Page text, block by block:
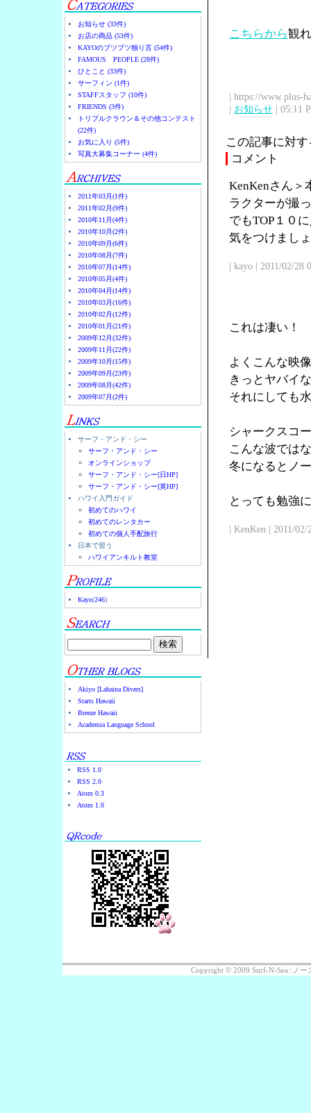
お知らせ (33件)
お店の商品 (53件)
KAYOのブツブツ独り言 (54件)
FAMOUS PEOPLE (28件)
ひとこと (33件)
サーフィン (1件)
STAFFスタッフ (10件)
FRIENDS (3件)
トリプルクラウン＆その他コンテスト
(22件)
お気に入り (5件)
写真大募集コーナー (4件)
2011年03月(1件)
2011年02月(9件)
2010年11月(4件)
2010年10月(2件)
2010年09月(6件)
2010年08月(7件)
2010年07月(14件)
2010年05月(4件)
2010年04月(14件)
2010年03月(16件)
2010年02月(12件)
2010年01月(21件)
2009年12月(32件)
2009年11月(22件)
2009年10月(15件)
2009年09月(23件)
2009年08月(42件)
2009年07月(2件)
サーフ・アンド・シー
サーフ・アンド・シー
オンラインショップ
サーフ・アンド・シー[日HP]
サーフ・アンド・シー[英HP]
ハワイ入門ガイド
初めてのハワイ
初めてのレンタカー
初めての個人手配旅行
日本で習う
ハワイアンキルト教室
Kayo(246)
Akiyo [Lahaina Divers]
Starts Hawaii
Breeze Hawaii
Academia Language School
RSS 1.0
RSS 2.0
Atom 0.3
Atom 1.0
こちらから観
| https://www.plus-
| お知らせ | 05:11
この記事に対
コメント
KenKenさん＞
ラクターが撮
でもTOP１０
気をつけまし
| kayo | 2011/02/28
これは凄い！
よくこんな映
きっとヤバイ
それにしても
シャークスコ
こんな波では
冬になるとノ
とっても勉強
| KenKen | 2011/
Copyright © 2009 Surf-N-Sea::ノー